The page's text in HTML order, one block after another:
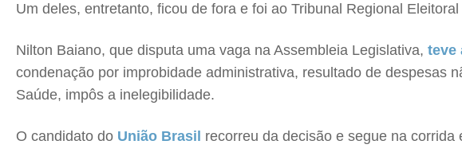
Um deles, entretanto, ficou de fora e foi ao Tribunal Regional
Nilton Baiano, que disputa uma vaga na Assembleia Legislativa, teve
condenação por improbidade administrativa, resultado de despesas
Saúde, impôs a inelegibilidade.
O candidato do União Brasil recorreu da decisão e segue na